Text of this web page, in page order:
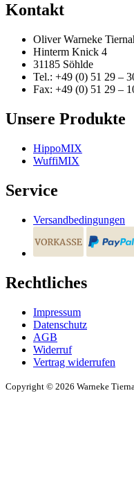
Kontakt
Oliver Warneke
Hinterm Knick 4
31185 Söhlde
Tel.: +49 (0) 51 29 –
Fax: +49 (0) 51 29 –
Unsere Produkte
HippoMIX
WuffiMIX
Service
Versandbedingungen
Rechtliches
Impressum
Datenschutz
AGB
Widerruf
Vertrag widerrufen
Copyright © 2026 Warneke